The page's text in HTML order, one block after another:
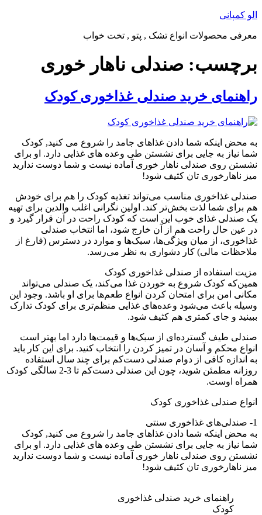
پرش
محتوا
الو کمپانی
معرفی محصولات انواع تشک , پتو , تخت خواب
برچسب: صندلی ناهار خوری
راهنمای خرید صندلی غذاخوری کودک
به محض اینکه شما دادن غذاهای جامد را شروع می کنید, کودک
شما نیاز به جایی برای نشستن طی وعده های غذایی دارد. او برای
نشستن روی صندلی ناهار خوری آماده نیست و شما دوست ندارید
میز ناهارخوری تان کثیف شود!
صندلی غذاخوری مناسب می‌تواند تغذیه کودک را هم برای خودش
هم برای شما لذت بخش‌تر کند. اولین نگرانی اغلب والدین برای تهیه
یک صندلی غذای خوب این است که کودک راحت در آن قرار گیرد و
در عین حال راحت هم از آن خارج شود، اما انتخاب صندلی
غذاخوری، از میان ویژگی‌ها، سبک‌ها و موارد در دسترس (فارغ از
ملاحظات مالی) کار دشواری به نظر می‌رسد.
مزیت استفاده از صندلی غذاخوری کودک
همین‌که کودک شروع به خوردن غذا می‌کند، یک صندلی می‌تواند
مکانی امن برای امتحان کردن انواع طعم‌ها برای او باشد. وجود این
وسیله باعث می‌شود وعده‌های غذایی منظم‌تری برای کودک تدارک
ببینید و جای کمتری هم کثیف شود.
صندلی طیف گسترده‌ای از سبک‌ها و قیمت‌ها دارد اما بهتر است
انواع محکم و آسان در تمیز کردن را انتخاب کنید. برای این کار باید
به اندازه کافی از دوام صندلی دست‌کم برای چند سال استفاده
روزانه مطمئن شوید، چون این صندلی دست‌کم تا 3-2 سالگی کودک
همراه اوست.
انواع صندلی غذاخوری کودک
1- صندلی‌های غذاخوری سنتی
به محض اینکه شما دادن غذاهای جامد را شروع می کنید, کودک
شما نیاز به جایی برای نشستن طی وعده های غذایی دارد. او برای
نشستن روی صندلی ناهار خوری آماده نیست و شما دوست ندارید
میز ناهارخوری تان کثیف شود!
راهنمای خرید صندلی غذاخوری
کودک